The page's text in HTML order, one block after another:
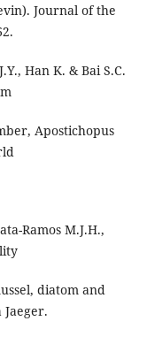
Journal of the
Han K. & Bai S.C.
Apostichopus
Ramos M.J.H.,
diatom and